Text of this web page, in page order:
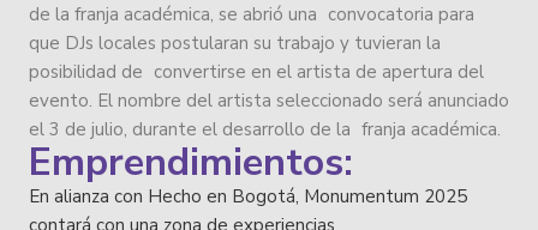
de la franja académica, se abrió una convocatoria para
que DJs locales postularan su trabajo y tuvieran la
posibilidad de convertirse en el artista de apertura del
evento. El nombre del artista seleccionado será anunciado
el 3 de julio, durante el desarrollo de la franja académica.
Emprendimientos:
En alianza con Hecho en Bogotá, Monumentum 2025